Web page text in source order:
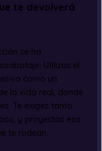
te devolverá
se ha
Utilizas el
como un
la vida real, donde
Te exiges tanto
y proyectas esa
te rodean.